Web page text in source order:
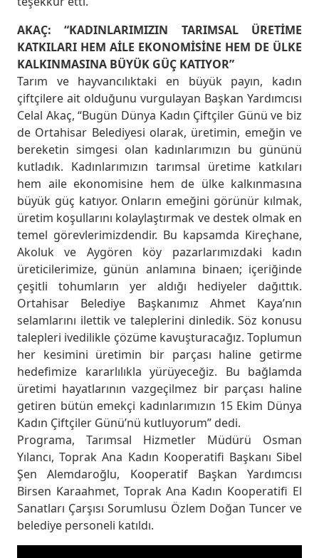
AKAÇ: “KADINLARIMIZIN TARIMSAL ÜRETİME
KATKILARI HEM AİLE EKONOMİSİNE HEM DE ÜLKE
KALKINMASINA BÜYÜK GÜÇ KATIYOR”
Tarım ve hayvancılıktaki en büyük payın, kadın
çiftçilere ait olduğunu vurgulayan Başkan Yardımcısı
Celal Akaç, “Bugün Dünya Kadın Çiftçiler Günü ve biz
de Ortahisar Belediyesi olarak, üretimin, emeğin ve
bereketin simgesi olan kadınlarımızın bu gününü
kutladık. Kadınlarımızın tarımsal üretime katkıları
hem aile ekonomisine hem de ülke kalkınmasına
büyük güç katıyor. Onların emeğini görünür kılmak,
üretim koşullarını kolaylaştırmak ve destek olmak en
temel görevlerimizdendir. Bu kapsamda Kireçhane,
Akoluk ve Aygören köy pazarlarımızdaki kadın
üreticilerimize, günün anlamına binaen; içeriğinde
çeşitli tohumların yer aldığı hediyeler dağıttık.
Ortahisar Belediye Başkanımız Ahmet Kaya’nın
selamlarını ilettik ve taleplerini dinledik. Söz konusu
talepleri ivedilikle çözüme kavuşturacağız. Toplumun
her kesimini üretimin bir parçası haline getirme
hedefimize kararlılıkla yürüyeceğiz. Bu bağlamda
üretimi hayatlarının vazgeçilmez bir parçası haline
getiren bütün emekçi kadınlarımızın 15 Ekim Dünya
Kadın Çiftçiler Günü’nü kutluyorum” dedi.
Programa, Tarımsal Hizmetler Müdürü Osman
Yılancı, Toprak Ana Kadın Kooperatifi Başkanı Sibel
Şen Alemdaroğlu, Kooperatif Başkan Yardımcısı
Birsen Karaahmet, Toprak Ana Kadın Kooperatifi El
Sanatları Çarşısı Sorumlusu Özlem Doğan Tuncer ve
belediye personeli katıldı.